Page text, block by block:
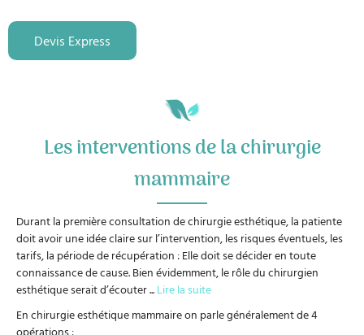
Devis Express
Les interventions de la chirurgie
mammaire
Durant la première consultation de chirurgie esthétique, la patiente
doit avoir une idée claire sur l’intervention, les risques éventuels, les
tarifs, la période de récupération : Elle doit se décider en toute
connaissance de cause. Bien évidemment, le rôle du chirurgien
esthétique serait d’écouter...Lire la suite
En chirurgie esthétique mammaire on parle généralement de 4
opérations :